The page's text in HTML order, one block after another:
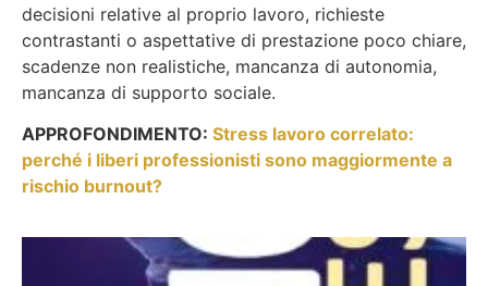
decisioni relative al proprio lavoro, richieste
contrastanti o aspettative di prestazione poco chiare,
scadenze non realistiche, mancanza di autonomia,
mancanza di supporto sociale.
APPROFONDIMENTO: Stress lavoro correlato:
perché i liberi professionisti sono maggiormente a
rischio burnout?